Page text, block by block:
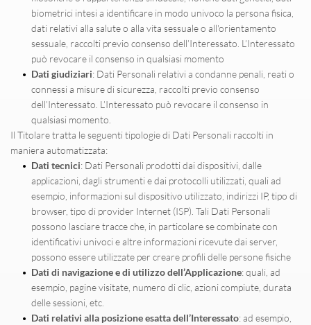
biometrici intesi a identificare in modo univoco la persona fisica,
dati relativi alla salute o alla vita sessuale o all'orientamento
sessuale, raccolti previo consenso dell’Interessato. L’Interessato
può revocare il consenso in qualsiasi momento
Dati giudiziari: Dati Personali relativi a condanne penali, reati o
connessi a misure di sicurezza, raccolti previo consenso
dell’Interessato. L’Interessato può revocare il consenso in
qualsiasi momento.
Il Titolare tratta le seguenti tipologie di Dati Personali raccolti in
maniera automatizzata:
Dati tecnici: Dati Personali prodotti dai dispositivi, dalle
applicazioni, dagli strumenti e dai protocolli utilizzati, quali ad
esempio, informazioni sul dispositivo utilizzato, indirizzi IP, tipo di
browser, tipo di provider Internet (ISP). Tali Dati Personali
possono lasciare tracce che, in particolare se combinate con
identificativi univoci e altre informazioni ricevute dai server,
possono essere utilizzate per creare profili delle persone fisiche
Dati di navigazione e di utilizzo dell’Applicazione: quali, ad
esempio, pagine visitate, numero di clic, azioni compiute, durata
delle sessioni, etc.
Dati relativi alla posizione esatta dell’Interessato: ad esempio,